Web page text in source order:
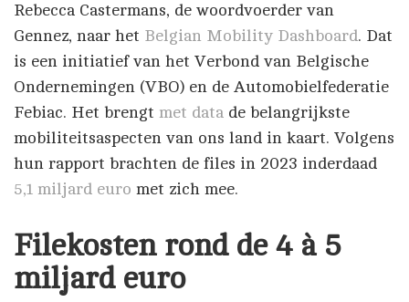
Rebecca Castermans, de woordvoerder van
Gennez, naar het Belgian Mobility Dashboard. Dat
is een initiatief van het Verbond van Belgische
Ondernemingen (VBO) en de Automobielfederatie
Febiac. Het brengt met data de belangrijkste
mobiliteitsaspecten van ons land in kaart. Volgens
hun rapport brachten de files in 2023 inderdaad
5,1 miljard euro met zich mee.
Filekosten rond de 4 à 5
miljard euro